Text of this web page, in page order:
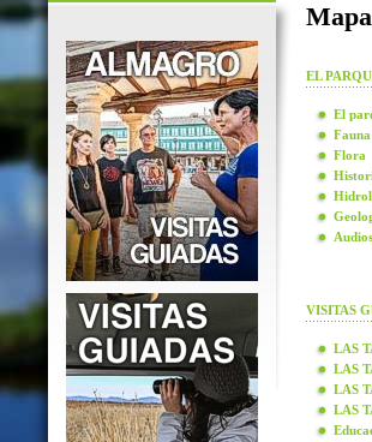
EL
El
Fauna
Flora
Audios
VISITAS
LAS
LAS
LAS
LAS